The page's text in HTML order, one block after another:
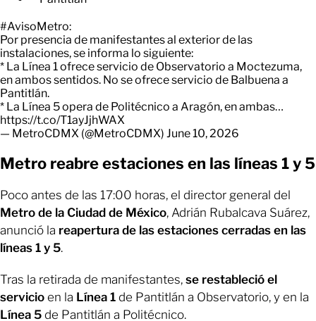
#AvisoMetro:
Por presencia de manifestantes al exterior de las
instalaciones, se informa lo siguiente:
* La Línea 1 ofrece servicio de Observatorio a Moctezuma,
en ambos sentidos. No se ofrece servicio de Balbuena a
Pantitlán.
* La Línea 5 opera de Politécnico a Aragón, en ambas…
https://t.co/T1ayJjhWAX
— MetroCDMX (@MetroCDMX) June 10, 2026
Metro reabre estaciones en las líneas 1 y 5
Poco antes de las 17:00 horas, el director general del
Metro de la Ciudad de México, Adrián Rubalcava Suárez,
anunció la reapertura de las estaciones cerradas en las
líneas 1 y 5.
Tras la retirada de manifestantes, se restableció el
servicio en la Línea 1 de Pantitlán a Observatorio, y en la
Línea 5 de Pantitlán a Politécnico.